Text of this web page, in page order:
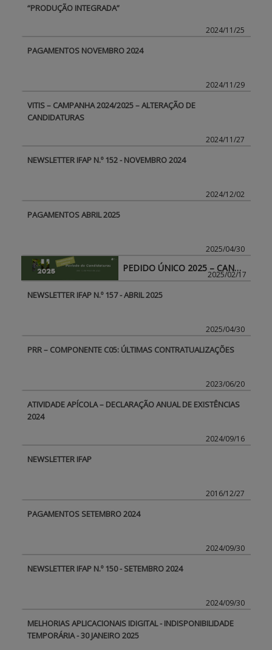
“PRODUÇÃO INTEGRADA”
2024/11/25
PAGAMENTOS NOVEMBRO 2024
2024/11/29
VITIS – CAMPANHA 2024/2025 – ALTERAÇÃO DE
CANDIDATURAS
2024/11/27
NEWSLETTER IFAP N.º 152 - NOVEMBRO 2024
2024/12/02
PAGAMENTOS ABRIL 2025
2025/04/30
PEDIDO ÚNICO 2025 – CANDIDATURAS ABERTAS
2025/02/17
NEWSLETTER IFAP N.º 157 - ABRIL 2025
2025/04/30
PRR – COMPONENTE C05: ÚLTIMAS CONTRATUALIZAÇÕES
2023/06/20
ATIVIDADE APÍCOLA – DECLARAÇÃO ANUAL DE EXISTÊNCIAS
2024
2024/09/16
NEWSLETTER IFAP
2016/12/27
PAGAMENTOS SETEMBRO 2024
2024/09/30
NEWSLETTER IFAP N.º 150 - SETEMBRO 2024
2024/09/30
MELHORIAS APLICACIONAIS IDIGITAL - INDISPONIBILIDADE
TEMPORÁRIA - 30 JANEIRO 2025